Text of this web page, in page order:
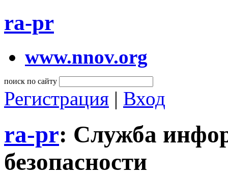
ra-pr
www.nnov.org
поиск по сайту
Регистрация | Вход
ra-pr: Служба
безопасности